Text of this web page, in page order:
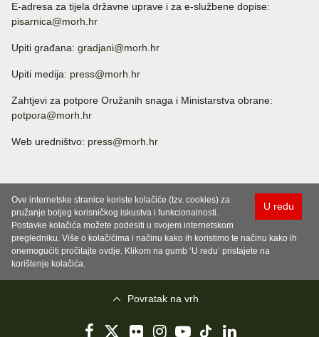
E-adresa za tijela državne uprave i za e-službene dopise:
pisarnica@morh.hr
Upiti građana: gradjani@morh.hr
Upiti medija: press@morh.hr
Zahtjevi za potpore Oružanih snaga i Ministarstva obrane:
potpora@morh.hr
Web uredništvo: press@morh.hr
U redu
Ove internetske stranice koriste kolačiće (tzv. cookies) za
pružanje boljeg korisničkog iskustva i funkcionalnosti.
Postavke kolačića možete podesiti u svojem internetskom
pregledniku. Više o kolačićima i načinu kako ih koristimo te načinu kako ih
onemogućiti pročitajte ovdje. Klikom na gumb ‘U redu’ pristajete na
korištenje kolačića.
Povratak na vrh